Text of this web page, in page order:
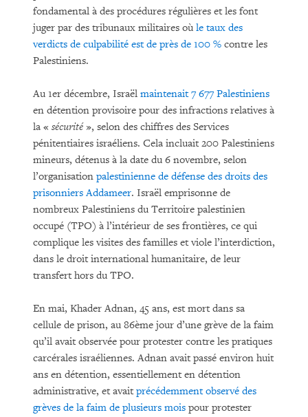
fondamental à des procédures régulières et les font
juger par des tribunaux militaires où le taux des
verdicts de culpabilité est de près de 100 % contre les
Palestiniens.
Au 1er décembre, Israël maintenait 7 677 Palestiniens
en détention provisoire pour des infractions relatives à
la « sécurité», selon des chiffres des Services
pénitentiaires israéliens. Cela incluait 200 Palestiniens
mineurs, détenus à la date du 6 novembre, selon
l’organisation palestinienne de défense des droits des
prisonniers Addameer. Israël emprisonne de
nombreux Palestiniens du Territoire palestinien
occupé (TPO) à l’intérieur de ses frontières, ce qui
complique les visites des familles et viole l’interdiction,
dans le droit international humanitaire, de leur
transfert hors du TPO.
En mai, Khader Adnan, 45 ans, est mort dans sa
cellule de prison, au 86ème jour d’une grève de la faim
qu’il avait observée pour protester contre les pratiques
carcérales israéliennes. Adnan avait passé environ huit
ans en détention, essentiellement en détention
administrative, et avait précédemment observé des
grèves de la faim de plusieurs mois pour protester